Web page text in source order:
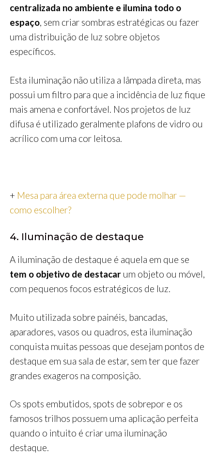
centralizada no ambiente e ilumina todo o
espaço, sem criar sombras estratégicas ou fazer
uma distribuição de luz sobre objetos
específicos.
Esta iluminação não utiliza a lâmpada direta, mas
possui um filtro para que a incidência de luz fique
mais amena e confortável. Nos projetos de luz
difusa é utilizado geralmente plafons de vidro ou
acrílico com uma cor leitosa.
+ Mesa para área externa que pode molhar —
como escolher?
4. Iluminação de destaque
A iluminação de destaque é aquela em que se
tem o objetivo de destacar um objeto ou móvel,
com pequenos focos estratégicos de luz.
Muito utilizada sobre painéis, bancadas,
aparadores, vasos ou quadros, esta iluminação
conquista muitas pessoas que desejam pontos de
destaque em sua sala de estar, sem ter que fazer
grandes exageros na composição.
Os spots embutidos, spots de sobrepor e os
famosos trilhos possuem uma aplicação perfeita
quando o intuito é criar uma iluminação
destaque.